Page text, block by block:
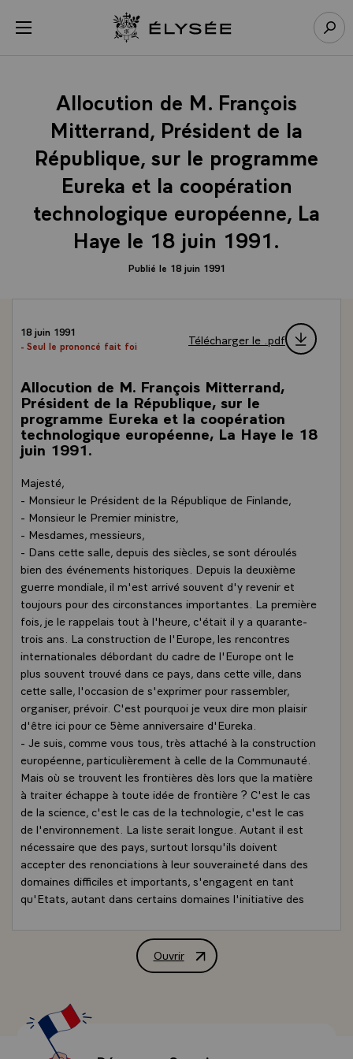
menu Retour à l’accueil Élysée
Allocution de M. François
Mitterrand, Président de la
République, sur le programme
Eureka et la coopération
technologique européenne, La
Haye le 18 juin 1991.
Publié le 18 juin 1991
18 juin 1991
- Seul le prononcé fait foi
Télécharger le .pdf
Allocution de M. François Mitterrand,
Président de la République, sur le
programme Eureka et la coopération
technologique européenne, La Haye le 18
juin 1991.
Majesté,
- Monsieur le Président de la République de Finlande,
- Monsieur le Premier ministre,
- Mesdames, messieurs,
- Dans cette salle, depuis des siècles, se sont déroulés
bien des événements historiques. Depuis la deuxième
guerre mondiale, il m'est arrivé souvent d'y revenir et
toujours pour des circonstances importantes. La première
fois, je le rappelais tout à l'heure, c'était il y a quarante-
trois ans. La construction de l'Europe, les rencontres
internationales débordant du cadre de l'Europe ont le
plus souvent trouvé dans ce pays, dans cette ville, dans
cette salle, l'occasion de s'exprimer pour rassembler,
organiser, prévoir. C'est pourquoi je veux dire mon plaisir
d'être ici pour ce 5ème anniversaire d'Eureka.
- Je suis, comme vous tous, très attaché à la construction
européenne, particulièrement à celle de la Communauté.
Mais où se trouvent les frontières dès lors que la matière
à traiter échappe à toute idée de frontière ? C'est le cas
de la science, c'est le cas de la technologie, c'est le cas
de l'environnement. La liste serait longue. Autant il est
nécessaire que des pays, surtout lorsqu'ils doivent
accepter des renonciations à leur souveraineté dans des
domaines difficiles et importants, s'engagent en tant
qu'Etats, autant dans certains domaines l'initiative des
- C'est ce que j'ai pensé, rencontrant beaucoup d'autres
bien par M. Andriessen d'abord et par M. le Premier
ministre Lübbers. Il faut se situer à l'époque, il n'y a pas
si longtemps mais les choses vont si vite que l'on pourrait
croire qu'entre le début d'Eureka et aujourd'hui, un demi
Ouvrir
Allocution de M. François Mitterrand,
Panneau de gestion des cookies